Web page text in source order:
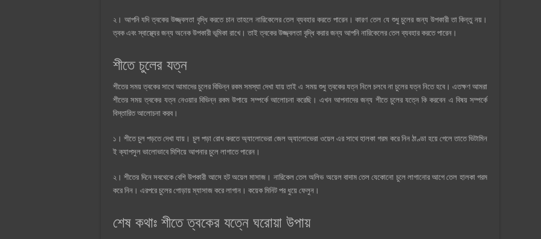
২। আপনি যদি ত্বকের উজ্জ্বলতা বৃদ্ধি করতে চান তাহলে নারিকেলের তেল ব্যবহার করতে পারেন। কারণ তেল যে শুধু চুলের জন্য উপকারী তা কিন্তু নয়।
ত্বক এবং স্বাস্থ্যের জন্য অনেক উপকারী ভূমিকা রাখে। তাই ত্বকের উজ্জ্বলতা বৃদ্ধি করার জন্য আপনি নারিকেলের তেল ব্যবহার করতে পারেন।
শীতে চুলের যত্ন
শীতের সময় ত্বকের সাথে আমাদের চুলের বিভিন্ন রকম সমস্যা দেখা যায় তাই এ সময় শুধু ত্বকের যত্ন নিলে চলবে না চুলের যত্ন নিতে হবে। এতক্ষণ আমরা
শীতের সময় ত্বকের যত্ন নেওয়ার বিভিন্ন রকম উপায়ে সম্পর্কে আলোচনা করেছি। এখন আপনাদের জন্য শীতে চুলের যত্নে কি করবেন এ বিষয় সম্পর্কে
বিস্তারিত আলোচনা করব।
১। শীতে চুল পড়তে দেখা যায়। চুল পড়া রোধ করতে অ্যালোভেরা জেল অ্যালোভেরা ওয়েল এর সাথে হালকা গরম করে নিন ঠাণ্ডা হয়ে গেলে তাতে ভিটামিন
ই ক্যাপসুল ভালোভাবে মিশিয়ে আপনার চুলে লাগাতে পারেন।
২। শীতের দিনে সবথেকে বেশি উপকারী আসে হট অয়েল মাসাজ। নারিকেল তেল অলিভ অয়েল বাদাম তেল যেকোনো চুলে লাগানোর আগে তেল হালকা গরম
করে নিন। এরপরে চুলের গোড়ায় ম্যাসাজ করে লাগান। কয়েক মিনিট পর ধুয়ে ফেলুন।
শেষ কথাঃ শীতে ত্বকের যত্নে ঘরোয়া উপায়